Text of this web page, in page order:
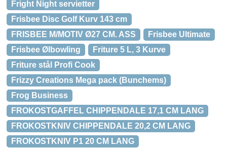
Fright Night servietter
Frisbee Disc Golf Kurv 143 cm
FRISBEE M/MOTIV Ø27 CM. ASS
Frisbee Ultimate
Frisbee Ølbowling
Friture 5 L, 3 Kurve
Friture stål Profi Cook
Frizzy Creations Mega pack (Bunchems)
Frog Business
FROKOSTGAFFEL CHIPPENDALE 17,1 CM LANG
FROKOSTKNIV CHIPPENDALE 20,2 CM LANG
FROKOSTKNIV P1 20 CM LANG